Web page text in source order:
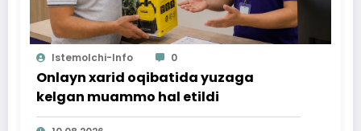
Istemolchi-Info 0
Onlayn xarid oqibatida yuzaga
kelgan muammo hal etildi